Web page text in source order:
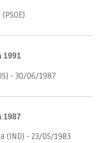
1991
- 30/06/1987
1987
(IND) - 23/05/1983